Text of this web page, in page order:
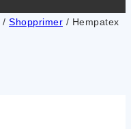
/ Shopprimer / Hempatex